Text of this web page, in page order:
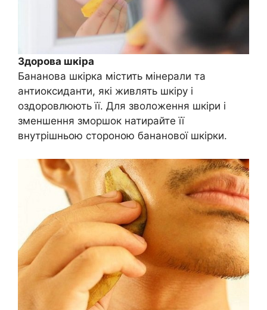
Здорова шкіра
Бананова шкірка містить мінерали та
антиоксиданти, які живлять шкіру і
оздоровлюють її. Для зволоження шкіри і
зменшення зморшок натирайте її
внутрішньою стороною бананової шкірки.